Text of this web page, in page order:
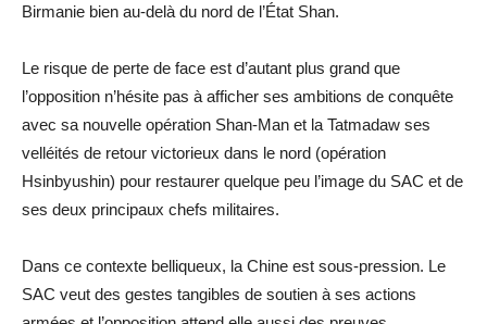
Birmanie bien au-delà du nord de l’État Shan.
Le risque de perte de face est d’autant plus grand que
l’opposition n’hésite pas à afficher ses ambitions de conquête
avec sa nouvelle opération Shan-Man et la Tatmadaw ses
velléités de retour victorieux dans le nord (opération
Hsinbyushin) pour restaurer quelque peu l’image du SAC et de
ses deux principaux chefs militaires.
Dans ce contexte belliqueux, la Chine est sous-pression. Le
SAC veut des gestes tangibles de soutien à ses actions